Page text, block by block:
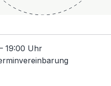
19:00 Uhr